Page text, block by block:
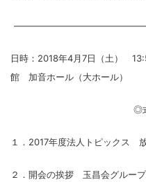
日時：2018年4月7日（土）
館 加音ホール（大ホール）
◎
１．2017年度法人トピックス
２．開会の挨拶 玉昌会グルー